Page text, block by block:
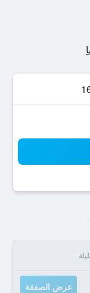
عرض الصفقة